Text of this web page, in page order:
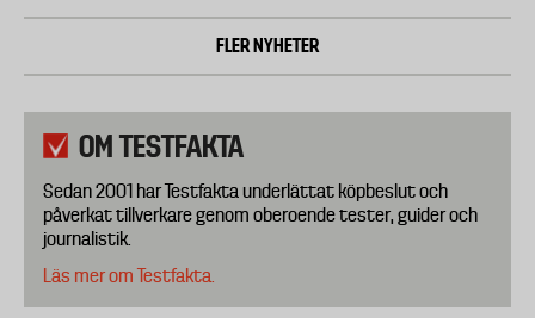
FLER NYHETER
OM TESTFAKTA
Sedan 2001 har Testfakta underlättat köpbeslut och
påverkat tillverkare genom oberoende tester, guider och
journalistik.
Läs mer om Testfakta.